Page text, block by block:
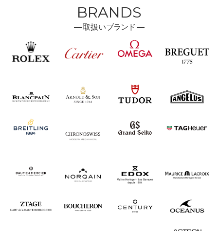
BRANDS
―取扱いブランド ―